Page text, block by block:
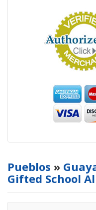
Pueblos »
Gifted School